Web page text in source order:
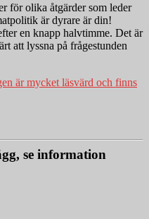
för olika åtgärder som leder
är dyrare är din!
en knapp halvtimme. Det är
att lyssna på frågestunden
är mycket läsvärd och finns
se information